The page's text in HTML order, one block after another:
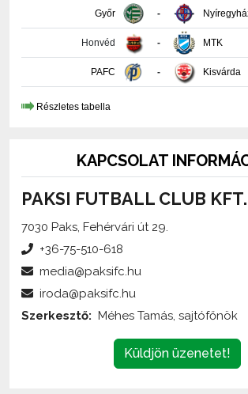
Honvéd MTK
PAFC Kisvárda
Részletes tabella
PAKSI FUTBALL CLUB KFT.
7030 Paks, Fehérvári út 29.
Küldjön üzenetet!